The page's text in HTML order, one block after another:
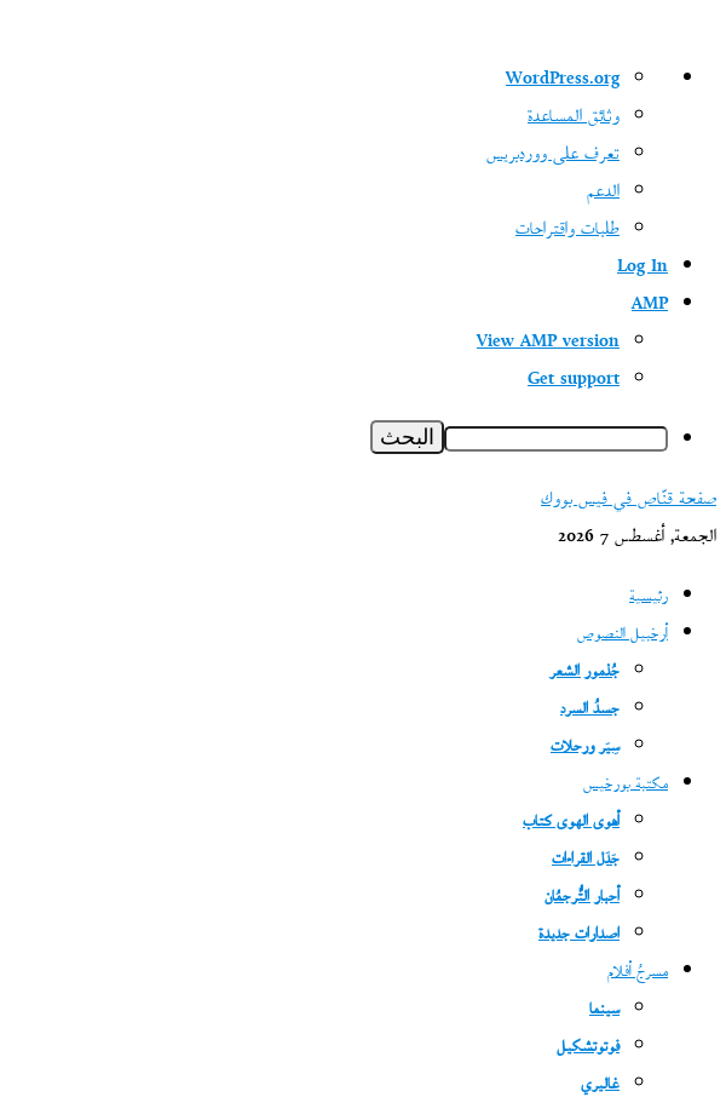
ووردبريس
WordPress.org
وثائق المساعدة
تعرف على ووردبريس
الدعم
طلبات واقتراحات
Log In
AMP
View AMP version
Get support
البحث
صفحة قنّاص في فيس بووك
الجمعة, أغسطس 7 2026
رئيسية
أرخبيل النصوص
جُذمور الشعر
جسدُ السرد
سِيَر ورحلات
مكتبة بورخيس
أهوى الهوى كتاب
جَدَل القراءات
أحبار التُّرجمُان
اصدارات جديدة
مسرحُ أفلام
سينما
فوتوتشكيل
غاليري